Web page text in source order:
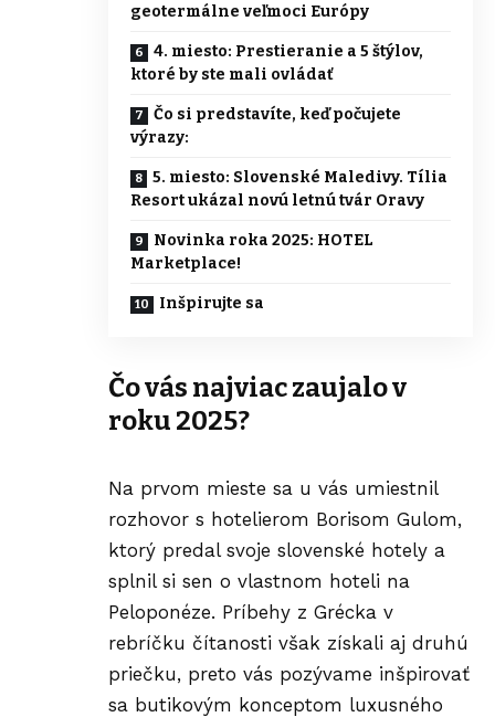
geotermálne veľmoci Európy
4. miesto: Prestieranie a 5 štýlov,
ktoré by ste mali ovládať
Čo si predstavíte, keď počujete
výrazy:
5. miesto: Slovenské Maledivy. Tília
Resort ukázal novú letnú tvár Oravy
Novinka roka 2025: HOTEL
Marketplace!
Inšpirujte sa
Čo vás najviac zaujalo v
roku 2025?
Na prvom mieste sa u vás umiestnil
rozhovor s hotelierom Borisom Gulom,
ktorý predal svoje slovenské hotely a
splnil si sen o vlastnom hoteli na
Peloponéze. Príbehy z Grécka v
rebríčku čítanosti však získali aj druhú
priečku, preto vás pozývame inšpirovať
sa butikovým konceptom luxusného